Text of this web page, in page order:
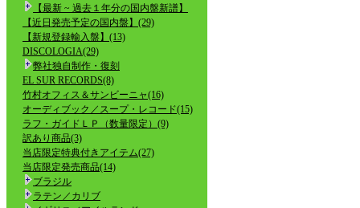
【最新 ~ 過去１年分の国内盤新譜】
【近日発売予定の国内盤】(29)
【新規登録輸入盤】(13)
DISCOLOGIA(29)
弊社独自制作・復刻
EL SUR RECORDS(8)
竹村オフィス＆サンビーニャ(16)
オーディブック／スープ・レコード(15)
ラフ・ガイドＬＰ（数量限定）(9)
訳あり商品(3)
当店限定特典付きアイテム(27)
当店限定発売商品(14)
ブラジル
ラテン／カリブ